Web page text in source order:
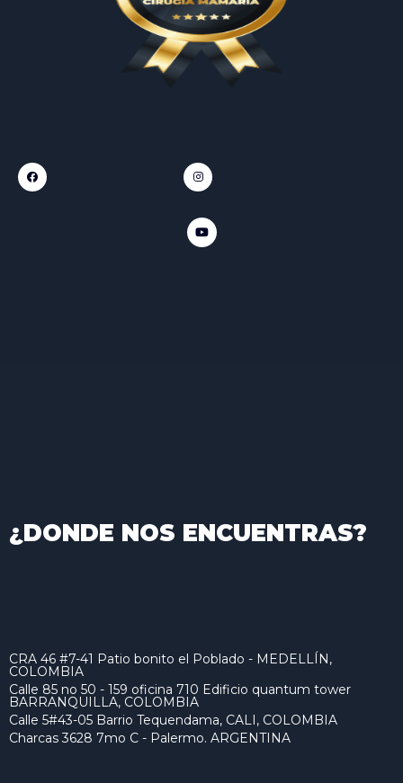
¿DONDE NOS ENCUENTRAS?
CRA 46 #7-41 Patio bonito el Poblado - MEDELLÍN,
COLOMBIA
Calle 85 no 50 - 159 oficina 710 Edificio quantum tower
BARRANQUILLA, COLOMBIA
Calle 5#43-05 Barrio Tequendama, CALI, COLOMBIA
Charcas 3628 7mo C - Palermo. ARGENTINA